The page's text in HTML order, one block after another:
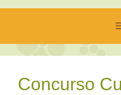
Concurso